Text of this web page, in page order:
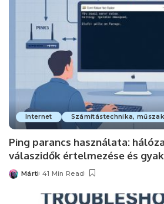
Internet Számítástechnika,
Ping parancs használata:
válaszidők értelmezése és
Posted
Márti 41 Min Read